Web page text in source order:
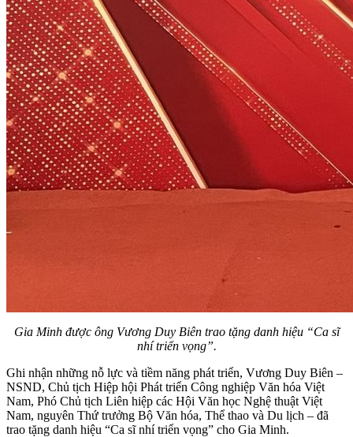
Gia Minh được ông Vương Duy Biên trao tặng danh hiệu “Ca sĩ
nhí triển vọng”.
Ghi nhận những nỗ lực và tiềm năng phát triển, Vương Duy Biên –
NSND, Chủ tịch Hiệp hội Phát triển Công nghiệp Văn hóa Việt
Nam, Phó Chủ tịch Liên hiệp các Hội Văn học Nghệ thuật Việt
Nam, nguyên Thứ trưởng Bộ Văn hóa, Thể thao và Du lịch – đã
trao tặng danh hiệu “Ca sĩ nhí triển vọng” cho Gia Minh.